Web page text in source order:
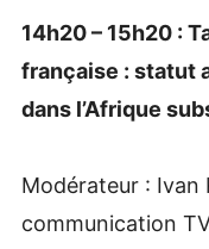
14h20 – 15h20 :
française : statut
dans l’Afrique
Modérateur : Ivan
communication